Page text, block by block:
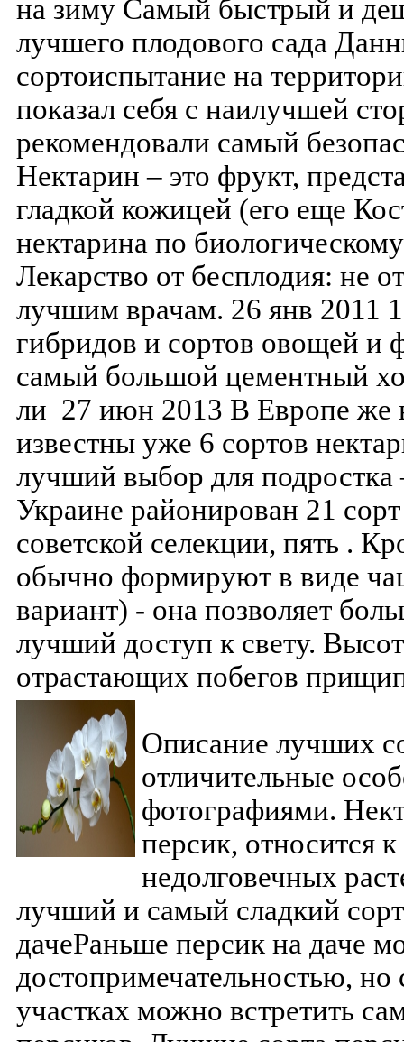
на зиму Самый быстрый и
лучшего плодового сада
сортоиспытание на
показал себя с наилучшей
рекомендовали самый
Нектарин – это фрукт,
гладкой кожицей (его еще
нектарина по
Лекарство от бесплодия: не
лучшим врачам. 26 янв 2011
гибридов и сортов овощей и
самый большой цементный
ли 27 июн 2013 В Европе же
известны уже 6 сортов
лучший выбор для
Украине районирован 21
советской селекции, пять .
обычно формируют в виде
вариант) - она позволяет
лучший доступ к свету.
отрастающих побегов
Описание лучших
отличительные
фотографиями.
персик, относится
недолговечных
лучший и самый сладкий
дачеРаньше персик на даче
достопримечательностью, но
участках можно встретить